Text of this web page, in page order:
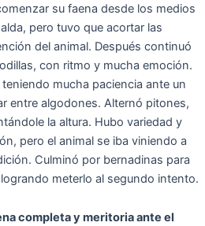
su faena desde los medios
pero tuvo que acortar las
del animal. Después continuó
con ritmo y mucha emoción.
mucha paciencia ante un
entre algodones. Alternó pitones,
la altura. Hubo variedad y
pero el animal se iba viniendo a
Culminó por bernadinas para
meterlo al segundo intento.
completa y meritoria ante el